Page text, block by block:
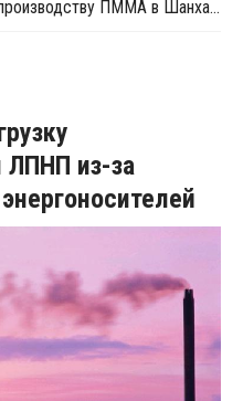
Roehm расширит мощности по производству ПММА в Шанхае ко второму кварталу 2023 года
ЛПНП из-за